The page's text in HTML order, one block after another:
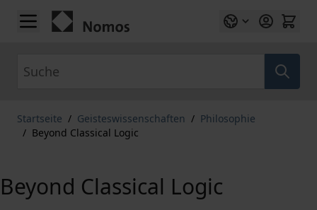
Zum Inhalt springen
Startseite / Geisteswissenschaften / Philosophie
/ Beyond Classical Logic
Beyond Classical Logic